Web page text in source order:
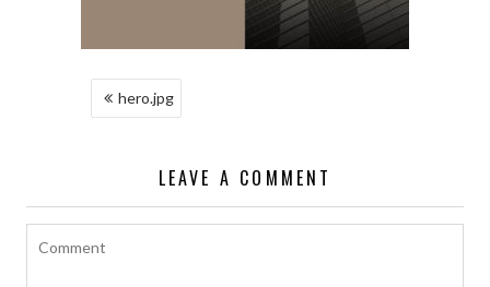
NAWIGACJA
hero.jpg
LEAVE A COMMENT